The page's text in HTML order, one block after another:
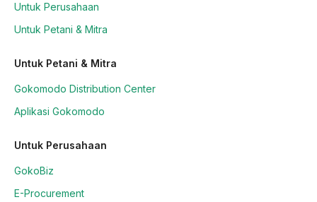
Untuk Perusahaan
Untuk Petani & Mitra
Untuk Petani & Mitra
Gokomodo Distribution Center
Aplikasi Gokomodo
Untuk Perusahaan
GokoBiz
E-Procurement